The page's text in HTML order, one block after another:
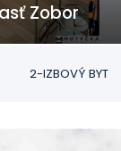
Zobor
2-IZBOVÝ BYT